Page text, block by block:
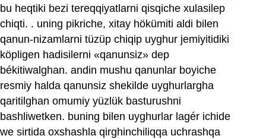
bu heqtiki bezi tereqqiyatlarni qisqiche xulasilep
chiqti. . uning pikriche, xitay hökümiti aldi bilen
qanun-nizamlarni tüzüp chiqip uyghur jemiyitidiki
köpligen hadisilerni «qanunsiz» dep
békitiwalghan. andin mushu qanunlar boyiche
resmiy halda qanunsiz shekilde uyghurlargha
qaritilghan omumiy yüzlük basturushni
bashliwetken. buning bilen uyghurlar lagér ichide
we sirtida oxshashla qirghinchiliqqa uchrashqa